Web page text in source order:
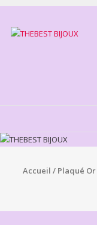
Aller
contenu
Accueil / Plaqué Or